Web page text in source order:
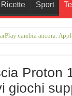
Ricette Sport
cambia ancora:
the road da Ulma a
Proton
giochi